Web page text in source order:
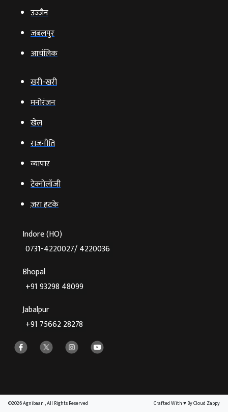
उज्‍जैन
जबलपुर
आचंलिक
खरी-खरी
मनोरंजन
खेल
राजनीति
व्‍यापार
टेक्‍नोलॉजी
ज़रा हटके
Indore (HO)
0731-4220027/ 4220036
Bhopal
+91 93298 48099
Jabalpur
+91 75662 28278
©2026 Agnibaan , All Rights Reserved Crafted With♥By Cloud Zappy